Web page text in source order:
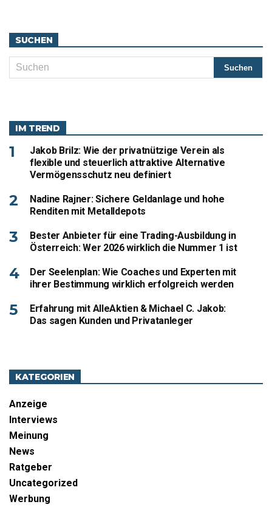
SUCHEN
IM TREND
Jakob Brilz: Wie der privatnützige Verein als
flexible und steuerlich attraktive Alternative
Vermögensschutz neu definiert
Nadine Rajner: Sichere Geldanlage und hohe
Renditen mit Metalldepots
Bester Anbieter für eine Trading-Ausbildung in
Österreich: Wer 2026 wirklich die Nummer 1 ist
Der Seelenplan: Wie Coaches und Experten mit
ihrer Bestimmung wirklich erfolgreich werden
Erfahrung mit AlleAktien & Michael C. Jakob:
Das sagen Kunden und Privatanleger
KATEGORIEN
Anzeige
Interviews
Meinung
News
Ratgeber
Uncategorized
Werbung